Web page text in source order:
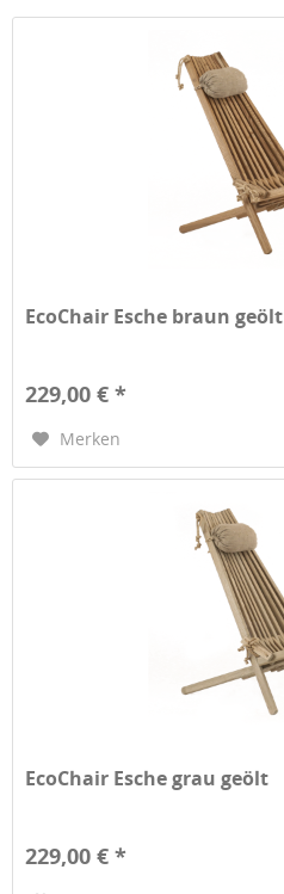
EcoChair Esche braun geölt
229,00 € *
Merken
EcoChair Esche grau geölt
229,00 € *